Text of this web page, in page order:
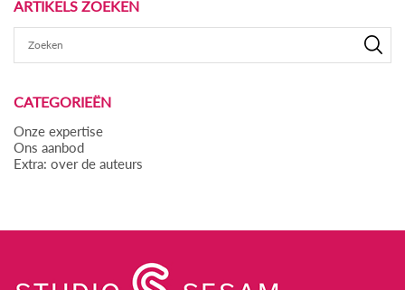
ARTIKELS ZOEKEN
CATEGORIEËN
Onze expertise
Ons aanbod
Extra: over de auteurs